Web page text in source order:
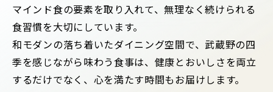
マインド食の要素を取り入れて、無理なく続けられる
食習慣を大切にしています。
和モダンの落ち着いたダイニング空間で、武蔵野の四
季を感じながら味わう食事は、健康とおいしさを両立
するだけでなく、心を満たす時間もお届けします。